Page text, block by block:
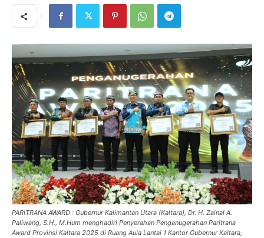
PARITRANA AWARD : Gubernur Kalimantan Utara (Kaltara), Dr. H. Zainal A.
Paliwang, S.H., M.Hum menghadiri Penyerahan Penganugerahan Paritrana
Award Provinsi Kaltara 2025 di Ruang Aula Lantai 1 Kantor Gubernur Kaltara,